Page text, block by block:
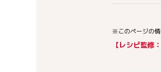
※このページの情
【レシピ監修